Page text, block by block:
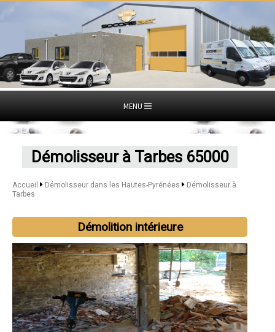
MENU
Démolisseur à Tarbes 65000
Accueil Démolisseur dans les Hautes-Pyrénées
Démolisseur à
Tarbes
Démolition intérieure